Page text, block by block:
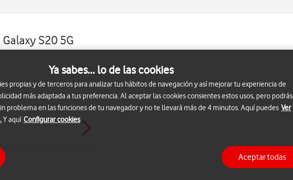
S20 5G
Ya sabes... lo de las cookies
propias y de terceros para analizar tus hábitos de navegación y así mejorar tu experiencia de
más adaptada a tus preferencia. Al aceptar las cookies consientes estos usos, pero podrás
problema en las funciones de tu navegador y no te llevará más de 4 minutos. Aquí puedes Ver
Y aquí Configurar cookies
Aceptar todas